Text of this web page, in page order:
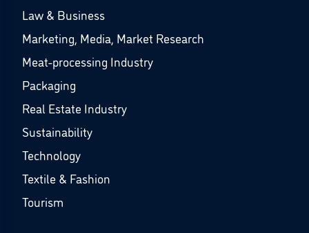
Law & Business
Marketing, Media, Market Research
Meat-processing Industry
Packaging
Real Estate Industry
Sustainability
Technology
Textile & Fashion
Tourism